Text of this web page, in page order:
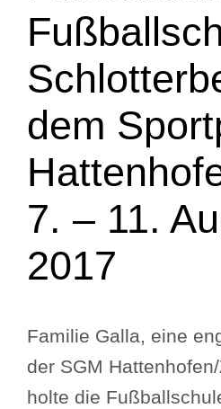
dem
7. – 11.
2017
Familie Galla, eine
der SGM
holte die